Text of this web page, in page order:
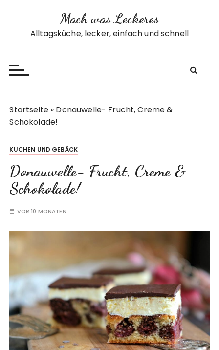
Mach was Leckeres
Alltagsküche, lecker, einfach und schnell
Startseite » Donauwelle- Frucht, Creme &
Schokolade!
KUCHEN UND GEBÄCK
Donauwelle- Frucht, Creme &
Schokolade!
VOR 10 MONATEN